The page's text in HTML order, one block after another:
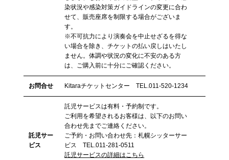
染状況や感染対策ガイドラインの変更に合わ
せて、販売座席を制限する場合がございま
す。
※不可抗力により演奏会を中止せざるを得な
い場合を除き、チケットの払い戻しはいたし
ません。体調や状況の変化に不安のある方
は、ご購入前に十分にご確認ください。
お問合せ Kitaraチケットセンター TEL.011-520-1234
託児サー
ビス
託児サービスは有料・予約制です。
ご利用を希望されるお客様は、以下のお問い
合わせ先までご連絡ください。
ご予約・お問い合わせ先：札幌シッターサー
ビス TEL.011-281-0511
託児サービスの詳細はこちら